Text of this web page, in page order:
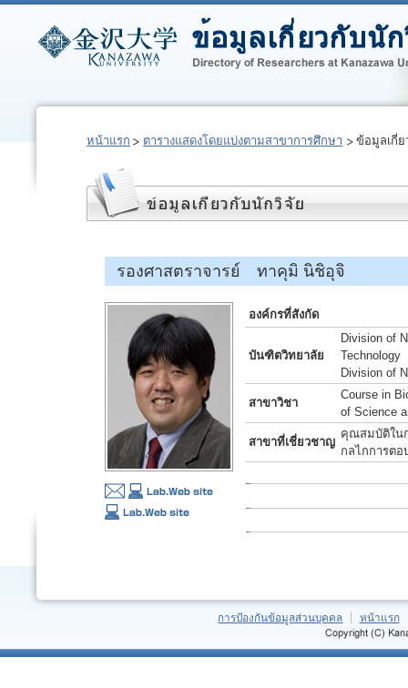
หน้าแรก ตารางแสดงโดยแบ่งตามสาขาการศึกษา ข้อมูลเกี่
รองศาสตราจารย์ ทาคุมิ นิชิอุจิ
องค์กรที่สังกัด
บันฑิตวิทยาลัย
Division of
Technology
Division of
สาขาวิชา
Course in
of Science
สาขาที่เชี่ยวชาญ
คุณสมบัติใน
กลไกการต
การป้องกันข้อมูลส่วนบุคคล หน้าแรก